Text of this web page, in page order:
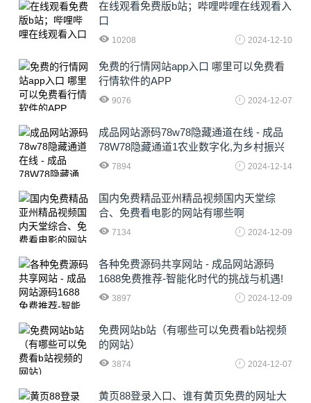
在线观看免费版b站；哔哩哔哩在线观看入
口
10208 2024-12-10
免费的行情网站app入口 哪里可以免费看
行情软件的APP
9076 2024-12-07
成品网站源码78w78隐藏通道在线 - 成品
78W78隐藏通道1农业数字化,为乡村振兴
注入新动力
7894 2024-12-14
国内免费精品亚州精品视频国内天堂综
合、免费看电影的网站有哪些啊
7134 2024-12-09
各种免费源码共享网站 - 成品网站源码
1688免费推荐-智能化时代的挑战与机遇!
3897 2024-12-09
免费网站b站（有哪些可以免费看b站视频
的网站）
3874 2024-12-07
黄页88登录入口、谁有黄页免费的网址大